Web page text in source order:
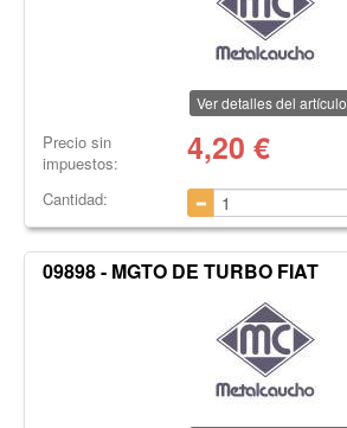
Ver detalles del artículo
Precio sin
impuestos:
4,20 €
Cantidad:
09898 - MGTO DE TURBO FIAT